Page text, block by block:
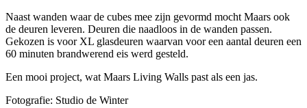
Naast wanden waar de cubes mee zijn gevormd mocht Maars ook
de deuren leveren. Deuren die naadloos in de wanden passen.
Gekozen is voor XL glasdeuren waarvan voor een aantal deuren een
60 minuten brandwerend eis werd gesteld.
Een mooi project, wat Maars Living Walls past als een jas.
Fotografie: Studio de Winter